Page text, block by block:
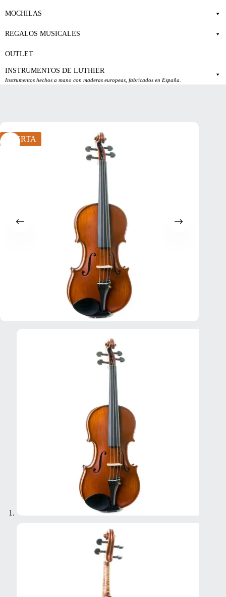
MOCHILAS
REGALOS MUSICALES
OUTLET
INSTRUMENTOS DE LUTHIER
Instrumentos hechos a mano con maderas europeas, fabricados en España.
OFERTA